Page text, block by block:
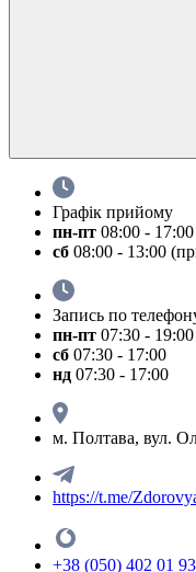
Графік прийому
пн-пт 08:00 - 17:00
сб 08:00 - 13:00
Запись по
пн-пт 07:30 - 19:00
сб 07:30 - 17:00
нд 07:30 - 17:00
м. Полтава, вул.
https://t.me/
+38 (050) 402 01 93